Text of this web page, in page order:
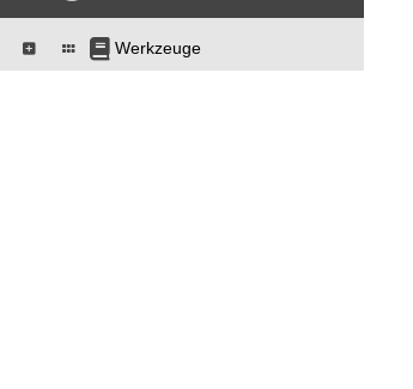
Werkzeuge